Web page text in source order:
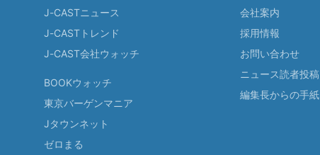
J-CASTニュース
J-CASTトレンド
J-CAST会社ウォッチ
BOOKウォッチ
東京バーゲンマニア
Jタウンネット
ゼロまる
会社案内
採用情報
お問い合わせ
ニュース読者投稿
編集長からの手紙